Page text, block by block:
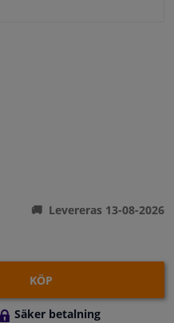
Levereras 13-08-2026
KÖP
Säker betalning